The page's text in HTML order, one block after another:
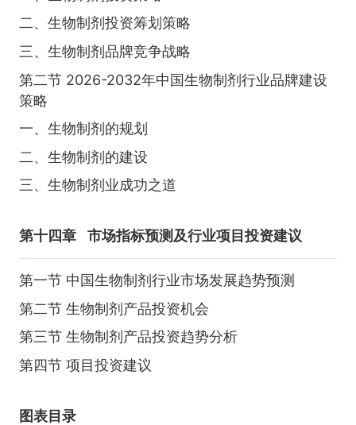
二、生物制剂投资筹划策略
三、生物制剂品牌竞争战略
第二节 2026-2032年中国生物制剂行业品牌建设
策略
一、生物制剂的规划
二、生物制剂的建设
三、生物制剂业成功之道
第十四章 市场指标预测及行业项目投资建议
第一节 中国生物制剂行业市场发展趋势预测
第二节 生物制剂产品投资机会
第三节 生物制剂产品投资趋势分析
第四节 项目投资建议
图表目录